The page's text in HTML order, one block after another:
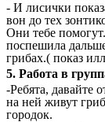
- И лисички
вон до тех
Они тебе
поспешила
грибах.( показ
5. Работа в
-Ребята, давайте
на ней живут
городок.